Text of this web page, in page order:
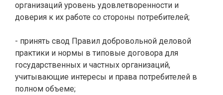
организаций уровень удовлетворенности и
доверия к их работе со стороны потребителей;
- принять свод Правил добровольной деловой
практики и нормы в типовые договора для
государственных и частных организаций,
учитывающие интересы и права потребителей в
полном объеме;